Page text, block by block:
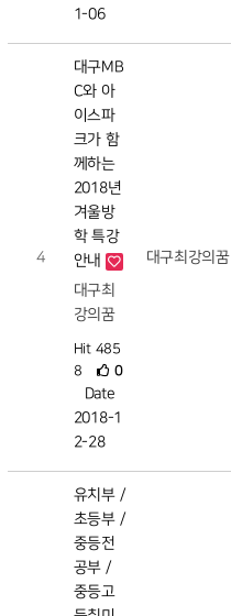
1-06
4
대구MB
C와 아
이스파
크가 함
께하는
2018년
겨울방
학 특강
안내
대구최
강의꿈
Hit 485
8
0
Date
2018-1
2-28
대구최강의꿈
유치부 /
초등부 /
중등전
공부 /
중등고